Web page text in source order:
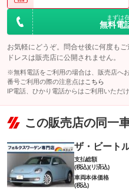
まずは
無料電
お気軽にどうぞ。問合せ後に何度も
ドレスは販売店に公開されません。
※無料電話をご利用の場合は、販売店へ
番号ご利用の際の注意点は こちら
IP電話、ひかり電話からはご利用いただけ
この販売店の同一
ザ・ビート
支払総額
(税込)(リ済込)
車両本体価格
(税込)